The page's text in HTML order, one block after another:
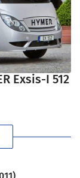
Exsis-I 512